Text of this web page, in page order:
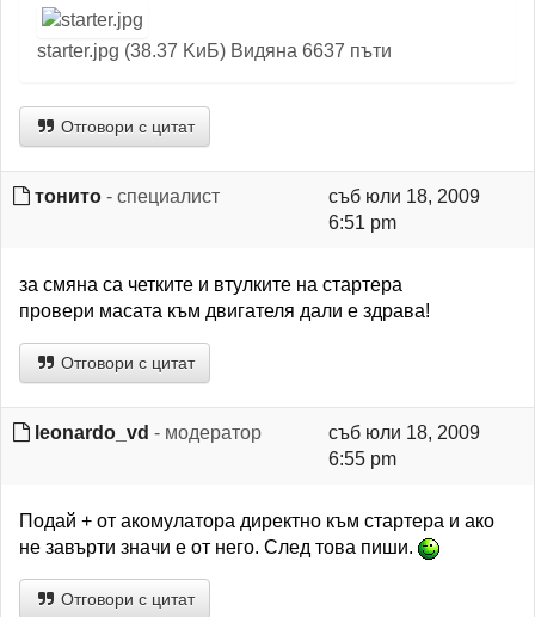
starter.jpg (38.37 KиБ) Видяна 6637 пъти
Отговори с цитат
тонито - специалист
съб юли 18, 2009
6:51 pm
за смяна са четките и втулките на стартера
провери масата към двигателя дали е здрава!
Отговори с цитат
leonardo_vd - модератор
съб юли 18, 2009
6:55 pm
Подай + от акомулатора директно към стартера и ако
не завърти значи е от него. След това пиши.
Отговори с цитат